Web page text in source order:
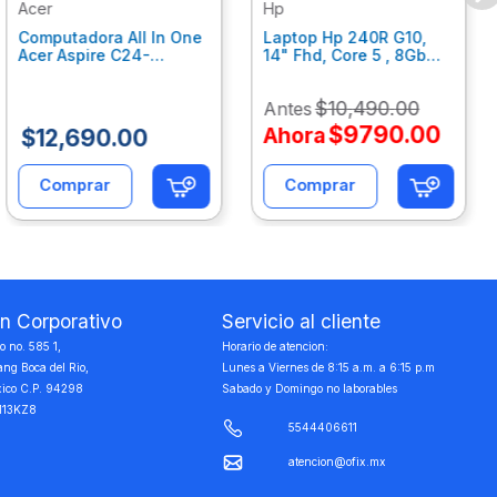
Acer
Computadora All In One
Acer Aspire C24-
Dq.Bmjal.002
$12,690.00
Comprar
Hp
Laptop Hp 240R G10,
14" Fhd, Core 5 , 8Gb
Antes$10,490.00
Ahora$9790.00
Comprar
Corporativo
no. 585 1,
Boca del Rio,
C.P. 94298
Servicio al cliente
Horario de atencion:
Lunes a Viernes de 8:15 a.m. a 6:15 p.m
Sabado y Domingo no laborables
5544406611
atencion@ofix.mx